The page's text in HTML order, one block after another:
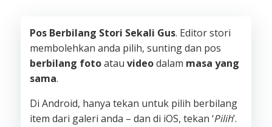
Pos Berbilang Stori Sekali Gus. Editor stori
membolehkan anda pilih, sunting dan pos
berbilang fotoatau videodalam masa yang
sama.
Di Android, hanya tekan untuk pilih berbilang
item dari galeri anda – dan di iOS, tekan ‘Pilih’.